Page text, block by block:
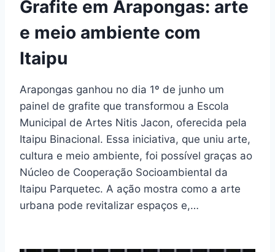
Grafite em Arapongas: arte
e meio ambiente com
Itaipu
Arapongas ganhou no dia 1º de junho um
painel de grafite que transformou a Escola
Municipal de Artes Nitis Jacon, oferecida pela
Itaipu Binacional. Essa iniciativa, que uniu arte,
cultura e meio ambiente, foi possível graças ao
Núcleo de Cooperação Socioambiental da
Itaipu Parquetec. A ação mostra como a arte
urbana pode revitalizar espaços e,…